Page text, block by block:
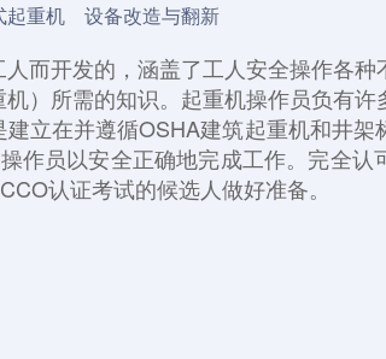
起重机 设备改造与翻新
而开发的，涵盖了工人安全操作各
）所需的知识。 起重机操作员负有
建立在并遵循OSHA建筑起重机和井架
作员以安全正确地完成工作。 完全认
认证考试的候选人做好准备。